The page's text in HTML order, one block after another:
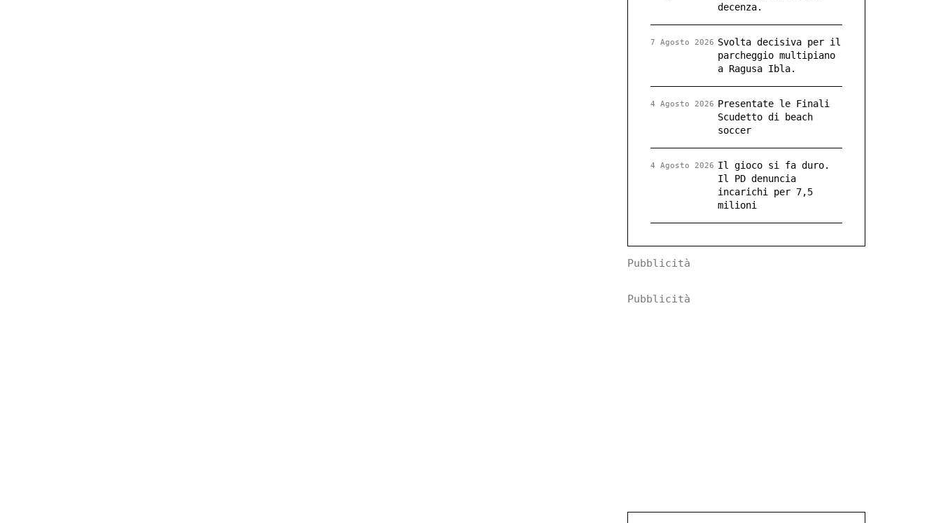
decenza.
Svolta decisiva per il
parcheggio multipiano
a Ragusa Ibla.
7 Agosto 2026
Presentate le Finali
Scudetto di beach
soccer
4 Agosto 2026
Il gioco si fa duro.
Il PD denuncia
incarichi per 7,5
milioni
4 Agosto 2026
Pubblicità
Pubblicità